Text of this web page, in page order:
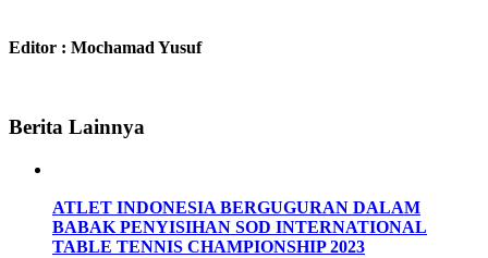
Editor : Mochamad Yusuf
Berita Lainnya
ATLET INDONESIA BERGUGURAN DALAM
BABAK PENYISIHAN SOD INTERNATIONAL
TABLE TENNIS CHAMPIONSHIP 2023